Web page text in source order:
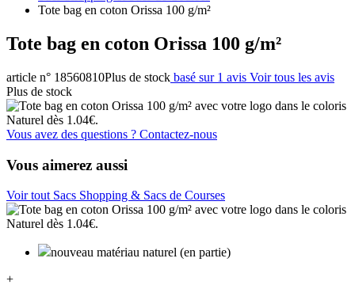
Tote bag en coton Orissa 100 g/m²
Tote bag en coton Orissa 100 g/m²
article n° 18560810Plus de stock basé sur 1 avis Voir tous les avis
Plus de stock
Vous avez des questions ? Contactez-nous
Vous aimerez aussi
Voir tout Sacs Shopping & Sacs de Courses
nouveau matériau naturel (en partie)
+